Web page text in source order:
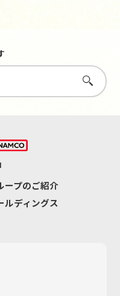
さがす
ープのご紹介
ルディングス